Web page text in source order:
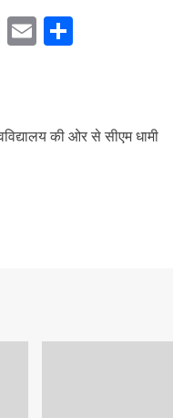
Twitter
Email
की ओर से सीएम धामी